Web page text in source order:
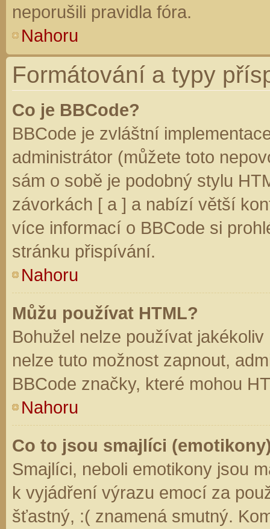
neporušili pravidla fóra.
Nahoru
Formátování a typy
Co je BBCode?
BBCode je zvláštní
administrátor (můžete toto
sám o sobě je podobný stylu
závorkách [ a ] a nabízí větší
více informací o BBCode si
stránku přispívání.
Nahoru
Můžu používat HTML?
Bohužel nelze používat
nelze tuto možnost zapnout,
BBCode značky, které mohou
Nahoru
Co to jsou smajlíci
Smajlíci, neboli emotikony jsou
k vyjádření výrazu emocí za
šťastný, :( znamená smutný.